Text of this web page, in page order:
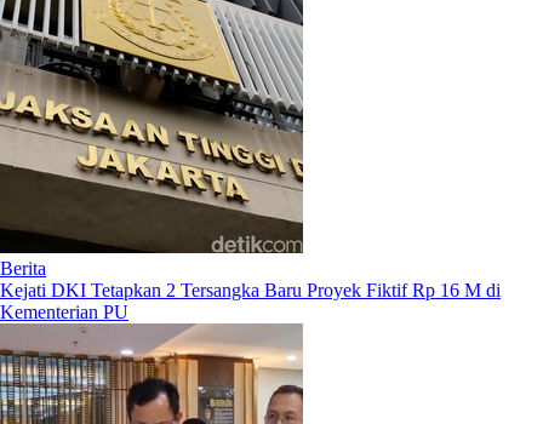
Berita
Kejati DKI Tetapkan 2 Tersangka Baru Proyek Fiktif Rp 16 M di
Kementerian PU